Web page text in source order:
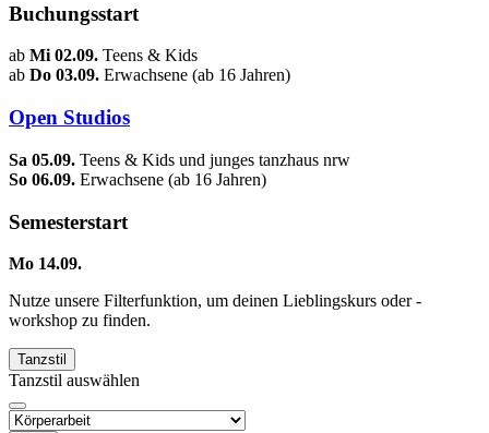
Buchungsstart
ab Mi 02.09. Teens & Kids
ab Do 03.09. Erwachsene (ab 16 Jahren)
Open Studios
Sa 05.09. Teens & Kids und junges tanzhaus nrw
So 06.09. Erwachsene (ab 16 Jahren)
Semesterstart
Mo 14.09.
Nutze unsere Filterfunktion, um deinen Lieblingskurs oder -
workshop zu finden.
Tanzstil
Tanzstil auswählen